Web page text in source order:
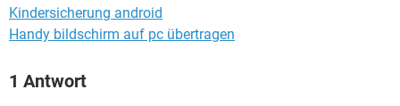
Kindersicherung android
Handy bildschirm auf pc übertragen
1 Antwort